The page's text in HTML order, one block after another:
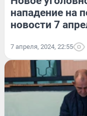
нападение на
новости 7
7 апреля, 2024, 22:55